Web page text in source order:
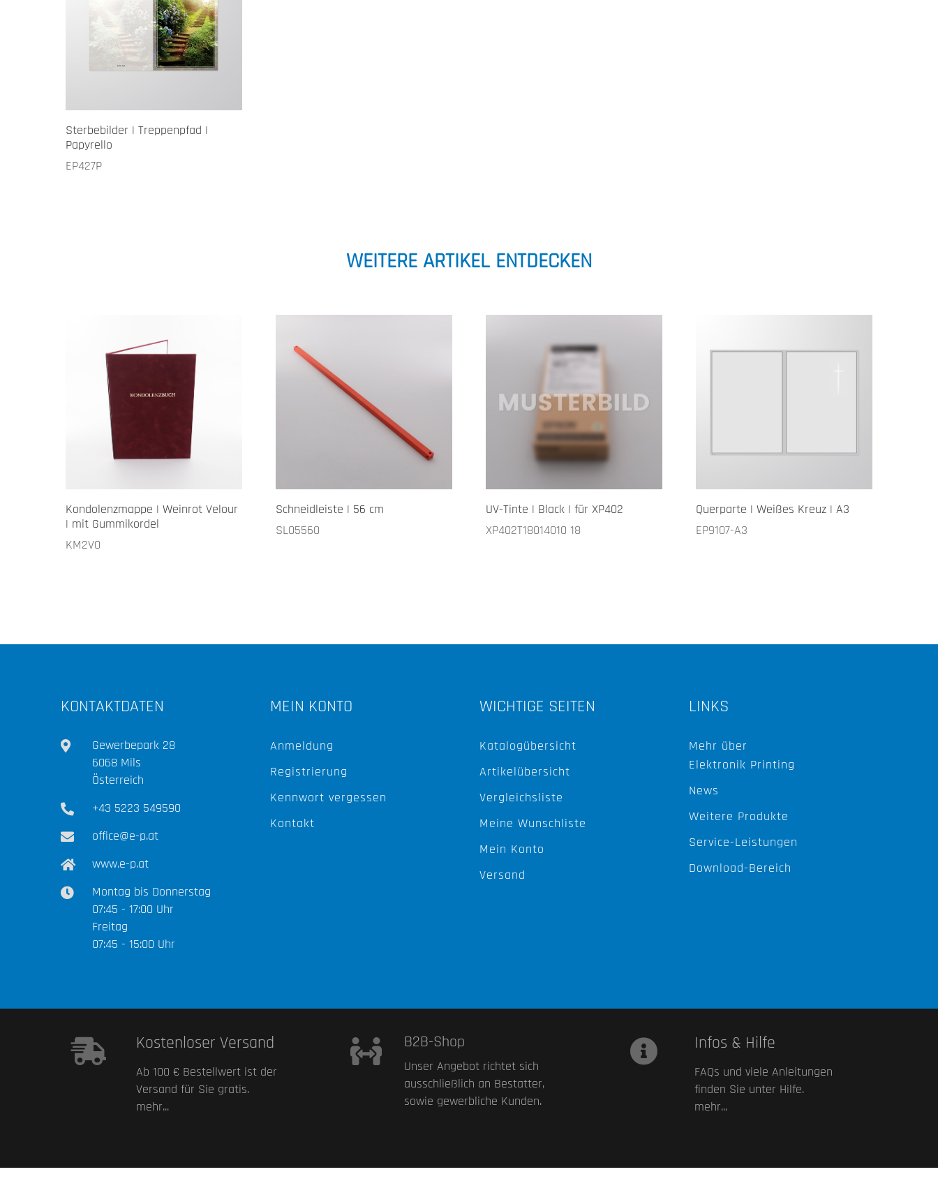
Sterbebilder | Treppenpfad |
Papyrello
EP427P
WEITERE ARTIKEL ENTDECKEN
Kondolenzmappe | Weinrot Velour
| mit Gummikordel
KM2V0
Schneidleiste | 56 cm
SL05560
UV-Tinte | Black | für XP402
XP402T18014010 18
Querparte | Weißes Kreuz | A3
EP9107-A3
KONTAKTDATEN
Gewerbepark 28
6068 Mils
Österreich
+43 5223 549590
office@e-p.at
www.e-p.at
Montag bis Donnerstag
07:45 - 17:00 Uhr
Freitag
07:45 - 15:00 Uhr
MEIN KONTO
Anmeldung
Registrierung
Kennwort vergessen
Kontakt
WICHTIGE SEITEN
Katalogübersicht
Artikelübersicht
Vergleichsliste
Meine Wunschliste
Mein Konto
Versand
LINKS
Mehr über
Elektronik Printing
News
Weitere Produkte
Service-Leistungen
Download-Bereich
Kostenloser Versand
Ab 100 € Bestellwert ist der
Versand für Sie gratis.
mehr...
B2B-Shop
Unser Angebot richtet sich
ausschließlich an Bestatter,
sowie gewerbliche Kunden.
Infos & Hilfe
FAQs und viele Anleitungen
finden Sie unter Hilfe.
mehr...